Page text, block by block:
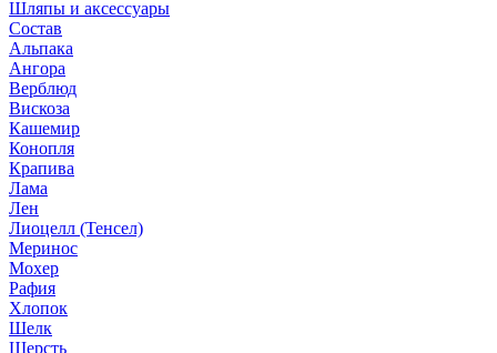
Шляпы и аксессуары
Состав
Альпака
Ангора
Верблюд
Вискоза
Кашемир
Конопля
Крапива
Лама
Лен
Лиоцелл (Тенсел)
Меринос
Мохер
Рафия
Хлопок
Шелк
Шерсть